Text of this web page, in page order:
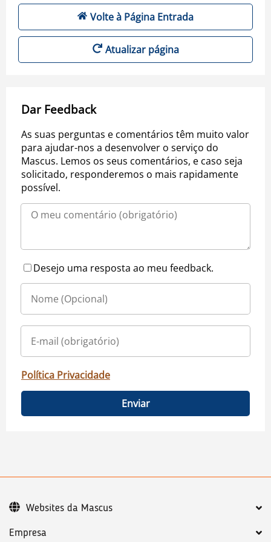
Volte à Página Entrada
Atualizar página
Dar Feedback
As suas perguntas e comentários têm muito valor
para ajudar-nos a desenvolver o serviço do
Mascus. Lemos os seus comentários, e caso seja
solicitado, responderemos o mais rapidamente
possível.
Desejo uma resposta ao meu feedback.
Política Privacidade
Enviar
Empresa
Websites da Mascus